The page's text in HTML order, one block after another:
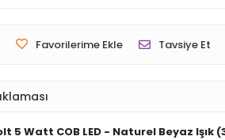
Favorilerime Ekle Tavsiye Et
5 Watt COB LED - Naturel Beyaz Işık